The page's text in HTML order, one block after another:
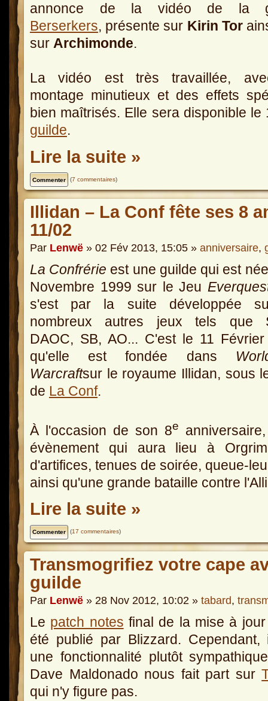
annonce de la vidéo de la
Berserkers, présente sur Kirin Tor
sur Archimonde.
La vidéo est très travaillée,
montage minutieux et des effets
bien maîtrisés. Elle sera disponible
guilde.
Lire la suite »
(7 commentaires)
Illidan – La Conf fête ses 8
11/02
Par Lenwë » 02 Fév 2013, 15:05 » anniversaire,
La Confrérie est une guilde qui est
Novembre 1999 sur le Jeu
s'est par la suite développée
nombreux autres jeux tels que
DAOC, SB, AO... C'est le 11
qu'elle est fondée dans
Warcraftsur le royaume Illidan, sous
de La Conf.
À l'occasion de son 8e
évènement qui aura lieu à
d'artifices, tenues de soirée, queue-
ainsi qu'une grande bataille contre
Lire la suite »
(17 commentaires)
Transmogrifiez votre cape
guilde
Par Lenwë » 28 Nov 2012, 10:02 » tabard,
Le patch notes final de la mise à
été publié par Blizzard.
une fonctionnalité plutôt
Dave Maldonado nous fait part sur
qui n'y figure pas.